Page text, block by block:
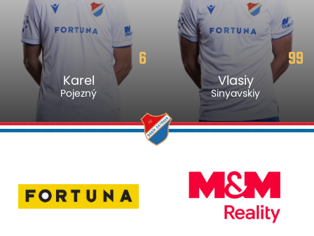
6
Karel
Pojezný
99
Vlasiy
Sinyavskiy